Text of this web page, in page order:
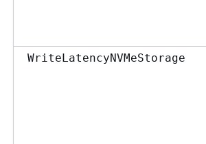
WriteLatencyNVMeStorage